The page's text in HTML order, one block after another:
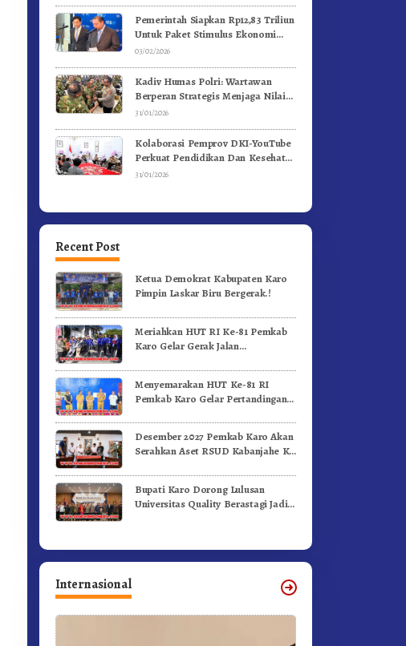
Pemerintah Siapkan Rp12,83 Triliun
Untuk Paket Stimulus Ekonomi
Kuartal I-2026
03/02/2026
Kadiv Humas Polri: Wartawan
Berperan Strategis Menjaga Nilai
Kebangsaan, Demokrasi, dan NKRI
31/01/2026
Kolaborasi Pemprov DKI-YouTube
Perkuat Pendidikan Dan Kesehatan
Mental
31/01/2026
Recent Post
Ketua Demokrat Kabupaten Karo
Pimpin Laskar Biru Bergerak.!
Meriahkan HUT RI Ke-81 Pemkab
Karo Gelar Gerak Jalan
Menyemarakan HUT Ke-81 RI
Pemkab Karo Gelar Pertandingan
Desember 2027 Pemkab Karo Akan
Serahkan Aset RSUD Kabanjahe Ke
Bupati Karo Dorong Lulusan
Universitas Quality Berastagi Jadi
Internasional